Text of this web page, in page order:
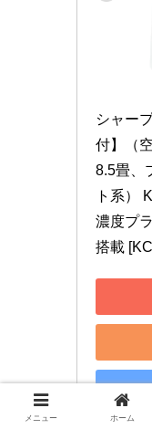
シャー
付】（
8.5畳、
ト系）
濃度プ
搭載
メニュー ホーム